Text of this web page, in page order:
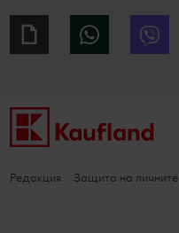
Giphy WhatsApp
Редакция Защита на